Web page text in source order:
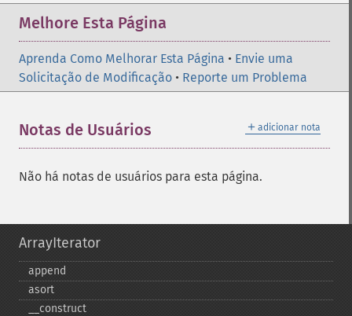
Melhore Esta Página
Aprenda Como Melhorar Esta Página • Envie uma
Solicitação de Modificação • Reporte um Problema
＋ adicionar nota
Notas de Usuários
Não há notas de usuários para esta página.
ArrayIterator
append
asort
_​_​construct